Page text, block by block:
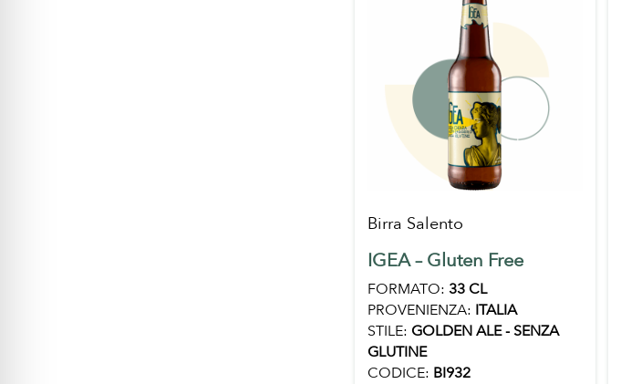
Birra Salento
IGEA – Gluten Free
FORMATO: 33 CL
PROVENIENZA: ITALIA
STILE: GOLDEN ALE - SENZA
GLUTINE
CODICE: BI932